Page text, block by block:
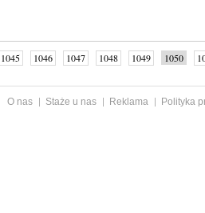
1045 1046 1047 1048 1049 1050
O nas Staże u nas Reklama
Polityka